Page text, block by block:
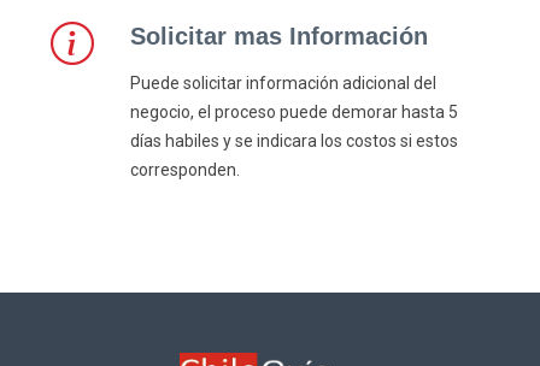
Solicitar mas Información
Puede solicitar información adicional del
negocio, el proceso puede demorar hasta 5
días habiles y se indicara los costos si estos
corresponden.